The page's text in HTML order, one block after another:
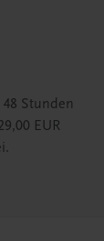
Stunden
EUR